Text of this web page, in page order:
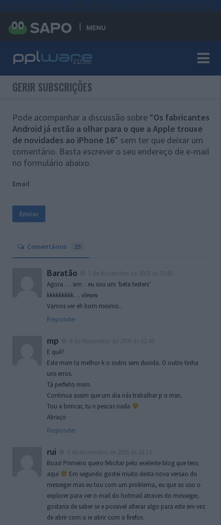
MENU
GERIR SUBSCRIÇÕES
Pode acompanhar a discussão sobre “Os fabricantes
Android já estão a olhar para o que a Apple trouxe
de novidades ao iPhone 16” sem ter que deixar um
comentário. Basta escrever o seu endereço de e-mail
no formulário abaixo.
Email
Comentários 25
Baratão
Agora … sim .. eu sou um ‘beta testers’
kkkkkkkkk… vleww
Vamos ver eh bom mesmo..
Responder
mp
E quê?
Este msm ta melhor k o outro sem duvida. O outro tinha
uns erros.
Tá perfeito msm.
Continua assim que um dia irás trabalhar p o msn.
Tou a brincar, tu n pescas nada
Abraço
Responder
rui
Boas! Primeiro quero felicitar pelo exelente blog que tens
aqui
Em segundo gostei muito desta nova versao do
messeger mas eu tou com um problema, eu que so uso o
explorer para ver o mail do hotmail atraves do messeger,
gostaria de saber se e possivel alterar algo para este em vez
de abrir com o ie abrir com o firefox.